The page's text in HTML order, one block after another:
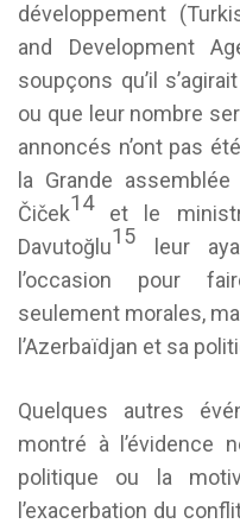
développement
and Development
soupçons qu’il
ou que leur nombre
annoncés n’ont pas
la Grande
Čiček14et le
Davutoğlu15 leur
l’occasion pour
seulement morales,
l’Azerbaïdjan et sa
Quelques autres
montré à l’évidence
politique ou la
l’exacerbation du